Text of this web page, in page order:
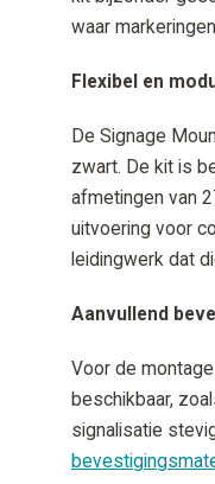
waar
Flexibel en
De Signage
zwart. De kit is
afmetingen van
uitvoering voor
leidingwerk dat
Aanvullend
Voor de
beschikbaar,
signalisatie